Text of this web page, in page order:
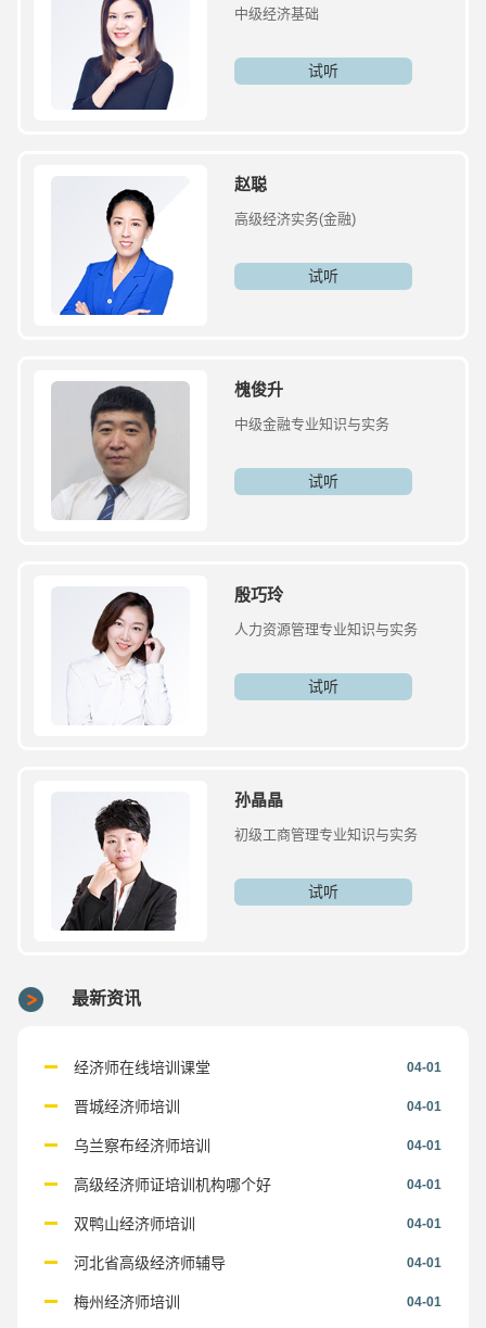
中级经济基础
试听
赵聪
高级经济实务(金融)
试听
槐俊升
中级金融专业知识与实务
试听
殷巧玲
人力资源管理专业知识与实务
试听
孙晶晶
初级工商管理专业知识与实务
试听
最新资讯
经济师在线培训课堂 04-01
晋城经济师培训 04-01
乌兰察布经济师培训 04-01
高级经济师证培训机构哪个好 04-01
双鸭山经济师培训 04-01
河北省高级经济师辅导 04-01
梅州经济师培训 04-01